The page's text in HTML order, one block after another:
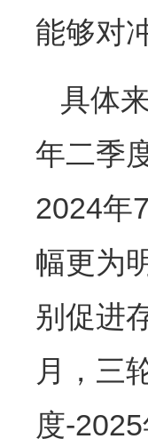
能够对
具体
年二季
2024年
幅更为
别促进
月，三
度-